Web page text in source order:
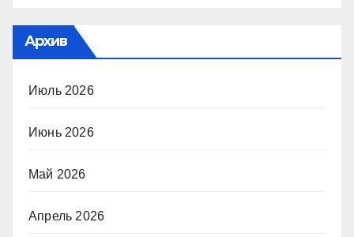
Архив
Июль 2026
Июнь 2026
Май 2026
Апрель 2026